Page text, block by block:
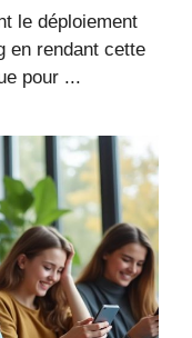
le déploiement
en rendant cette
pour ...